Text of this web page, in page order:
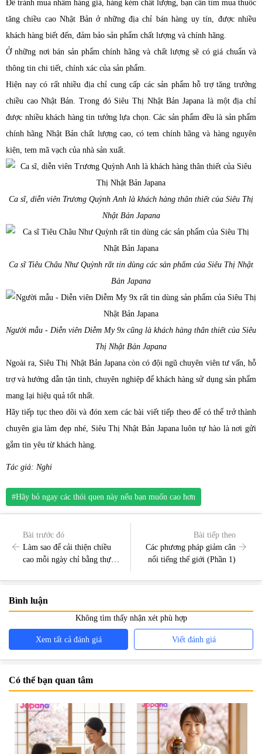
Để tránh mua nhầm hàng giả, hàng kém chất lượng, bạn cần tìm mua thuốc
tăng chiều cao Nhật Bản ở những địa chỉ bán hàng uy tín, được nhiều
khách hàng biết đến, đảm bảo sản phẩm chất lượng và chính hãng.
Ở những nơi bán sản phẩm chính hãng và chất lượng sẽ có giá chuẩn và
thông tin chi tiết, chính xác của sản phẩm.
Hiện nay có rất nhiều địa chỉ cung cấp các sản phẩm hỗ trợ tăng trưởng
chiều cao Nhật Bản. Trong đó Siêu Thị Nhật Bản Japana là một địa chỉ
được nhiều khách hàng tin tưởng lựa chọn. Các sản phẩm đều là sản phẩm
chính hãng Nhật Bản chất lượng cao, có tem chính hãng và hàng nguyên
kiện, tem mã vạch của nhà sản xuất.
Ca sĩ, diễn viên Trương Quỳnh Anh là khách hàng thân thiết của Siêu Thị
Nhật Bản Japana
Ca sĩ Tiêu Châu Như Quỳnh rất tin dùng các sản phẩm của Siêu Thị Nhật
Bản Japana
Người mẫu - Diễn viên Diễm My 9x cũng là khách hàng thân thiết của Siêu
Thị Nhật Bản Japana
Ngoài ra, Siêu Thị Nhật Bản Japana còn có đội ngũ chuyên viên tư vấn, hỗ
trợ và hướng dẫn tận tình, chuyên nghiệp để khách hàng sử dụng sản phẩm
mang lại hiệu quả tốt nhất.
Hãy tiếp tục theo dõi và đón xem các bài viết tiếp theo để có thể trở thành
chuyên gia làm đẹp nhé, Siêu Thị Nhật Bản Japana luôn tự hào là nơi gửi
gắm tin yêu từ khách hàng.
Tác giả: Nghi
#Hãy bỏ ngay các thói quen này nếu bạn muốn cao hơn
Bài trước đó
Làm sao để cải thiện chiều
cao mỗi ngày chỉ bằng thực
Bài tiếp theo
Các phương pháp giảm cân
nổi tiếng thế giới (Phần 1)
Bình luận
Không tìm thấy nhận xét phù hợp
Xem tất cả đánh giá Viết đánh giá
Có thể bạn quan tâm